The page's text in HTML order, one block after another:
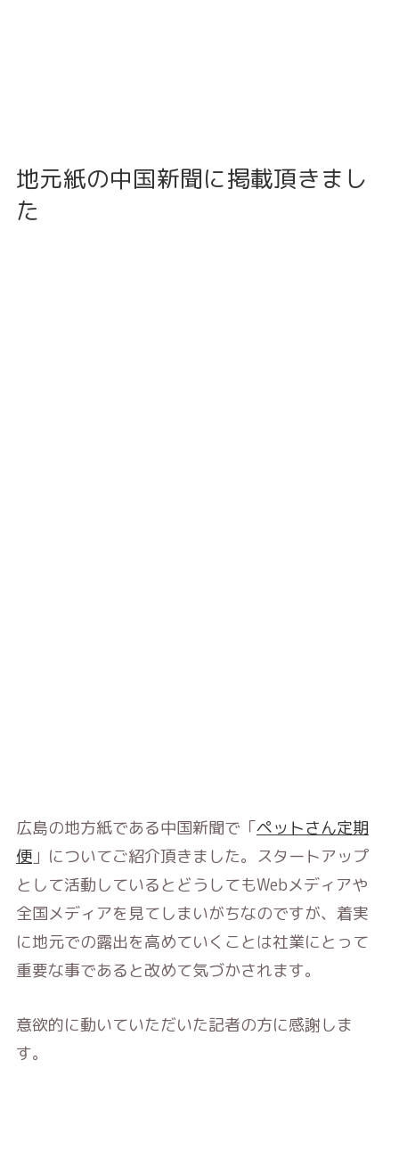
地元紙の中国新聞に掲載頂きまし
た
広島の地方紙である中国新聞で「ペットさん定期
便」についてご紹介頂きました。スタートアップ
として活動しているとどうしてもWebメディアや
全国メディアを見てしまいがちなのですが、着実
に地元での露出を高めていくことは社業にとって
重要な事であると改めて気づかされます。
意欲的に動いていただいた記者の方に感謝しま
す。